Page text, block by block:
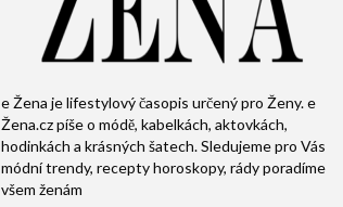
e Žena je lifestylový časopis určený pro Ženy. e
Žena.cz píše o módě, kabelkách, aktovkách,
hodinkách a krásných šatech. Sledujeme pro Vás
módní trendy, recepty horoskopy, rády poradíme
všem ženám